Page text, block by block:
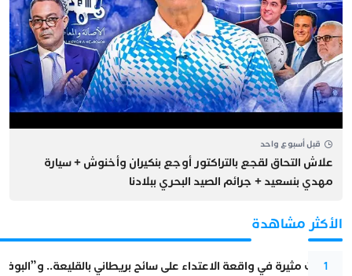
قبل أسبوع واحد
علاش التحاق لقجع بالتراكتور أوجع بنكيران وأخنوش + سيارة
مهدي بنسعيد + جرائم الصيد البحري ببلادنا
الأكثر مشاهدة
1
تطورات مثيرة في واقعة الاعتداء على سائح بريطاني بالقليعة..